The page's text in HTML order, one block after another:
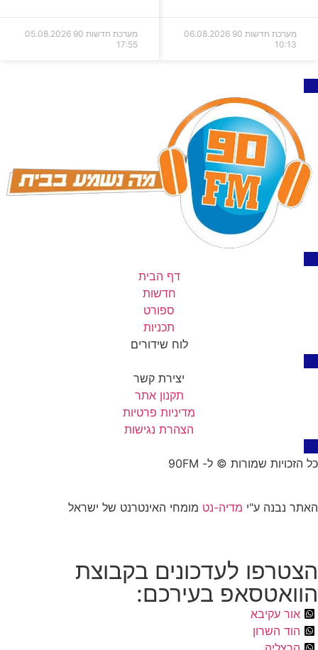
מערכת חדשות 90
06.08.2026
10:13
מערכת חדשות 90
05.08.2026
17:55
דף הבית
חדשות
ספורט
תכניות
לוח שידורים
יצירת קשר
תקנון אתר
מדיניות פרטיות
הצהרת נגישות
כל הזכויות שמורות © ל- 90FM
האתר נבנה ע"י מדיה-נט מומחי האינטרנט של ישראל
הצטרפו לעדכונים בקבוצת
הוואטסאפ בעירכם:
אור עקיבא
הוד השרון